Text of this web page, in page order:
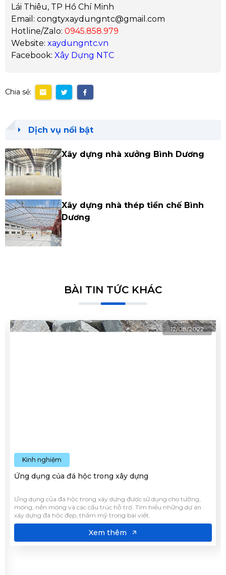
Lái Thiêu, TP Hồ Chí Minh
Email: congtyxaydungntc@gmail.com
Hotline/Zalo: 0945.858.979
Website: xaydungntc.vn
Facebook: Xây Dựng NTC
Chia sẻ:
Dịch vụ nổi bật
Xây dựng nhà xưởng Bình Dương
Xây dựng nhà thép tiền chế Bình
Dương
BÀI TIN TỨC KHÁC
12/08/2022
Kinh nghiệm
Ứng dụng của đá hộc trong xây dựng
Ưng dụng của đá hộc trong xây dựng được sử dụng cho tường,
móng, nền móng và các cấu trúc hỗ trợ. Tìm hiểu những dự án
xây dựng đá hộc đẹp, thẩm mỹ trong bài viết.
Xem thêm